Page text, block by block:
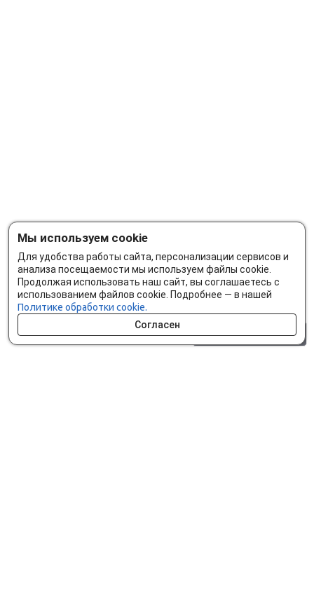
Мы используем cookie
Для удобства работы сайта, персонализации сервисов и
анализа посещаемости мы используем файлы cookie.
Продолжая использовать наш сайт, вы соглашаетесь с
использованием файлов cookie. Подробнее — в нашей
Политике обработки cookie.
Согласен